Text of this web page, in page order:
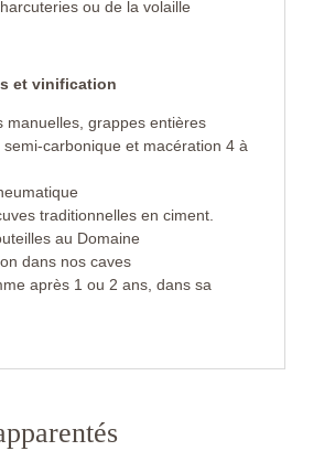
ou de la volaille
et vinification
manuelles, grappes entières
semi-carbonique et macération 4 à
traditionnelles en ciment.
au Domaine
dans nos caves
après 1 ou 2 ans, dans sa